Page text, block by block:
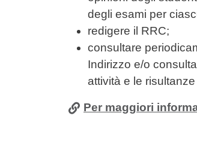
degli esami per
redigere il RRC;
consultare
Indirizzo e/o
attività e le
Per maggiori